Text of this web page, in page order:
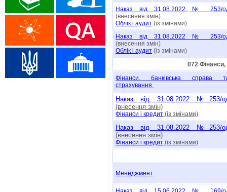
Наказ від 31.08.2022 № 253/
(внесення змін)
Облік і аудит (із змінами)
Наказ від 31.08.2022 № 253/
(внесення змін)
Облік і аудит (із змінами)
072 Фінанси,
Фінанси, банківська справа
страхування
Наказ від 31.08.2022 №253/
(внесення змін)
Фінанси і кредит (із змінами)
Наказ від 31.08.2022 №253/
(внесення змін)
Фінанси і кредит (із змінами)
Менеджмент